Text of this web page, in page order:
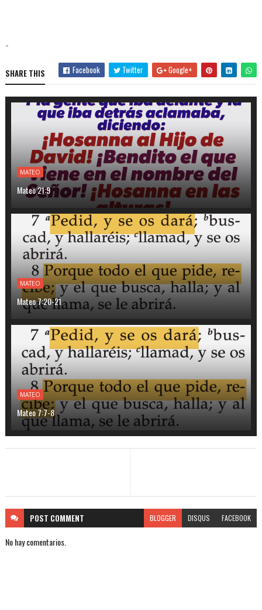
-
SHARE THIS Facebook Twitter Google+
MATEO
Mateo 21:9
MATEO
Mateo 7:20-21
MATEO
Mateo 7:7-8
POST COMMENT BLOGGER DISQUS FACEBOOK
No hay comentarios.